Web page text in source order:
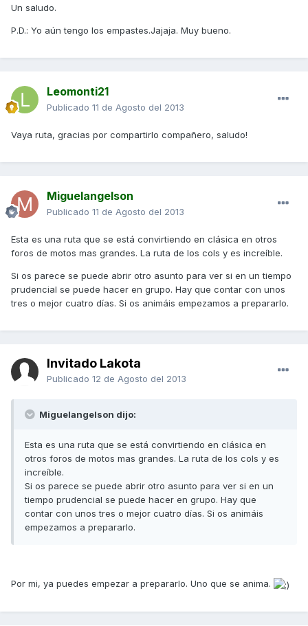
Un saludo.
P.D.: Yo aún tengo los empastes.Jajaja. Muy bueno.
Leomonti21
Publicado 11 de Agosto del 2013
Vaya ruta, gracias por compartirlo compañero, saludo!
Miguelangelson
Publicado 11 de Agosto del 2013
Esta es una ruta que se está convirtiendo en clásica en otros
foros de motos mas grandes. La ruta de los cols y es increíble.
Si os parece se puede abrir otro asunto para ver si en un tiempo
prudencial se puede hacer en grupo. Hay que contar con unos
tres o mejor cuatro días. Si os animáis empezamos a prepararlo.
Invitado Lakota
Publicado 12 de Agosto del 2013
Miguelangelson dijo:
Esta es una ruta que se está convirtiendo en clásica en
otros foros de motos mas grandes. La ruta de los cols y es
increíble.
Si os parece se puede abrir otro asunto para ver si en un
tiempo prudencial se puede hacer en grupo. Hay que
contar con unos tres o mejor cuatro días. Si os animáis
empezamos a prepararlo.
Por mi, ya puedes empezar a prepararlo. Uno que se anima.